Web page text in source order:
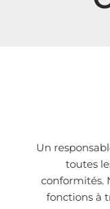
Un
toutes
conformités.
fonctions à